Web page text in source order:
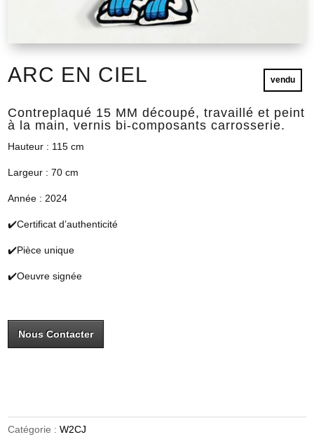
ARC EN CIEL vendu
Contreplaqué 15 MM découpé, travaillé et peint
à la main, vernis bi-composants carrosserie.
Hauteur : 115 cm
Largeur : 70 cm
Année : 2024
✔️Certificat d’authenticité
✔️Pièce unique
✔️Oeuvre signée
Nous Contacter
Catégorie :W2CJ